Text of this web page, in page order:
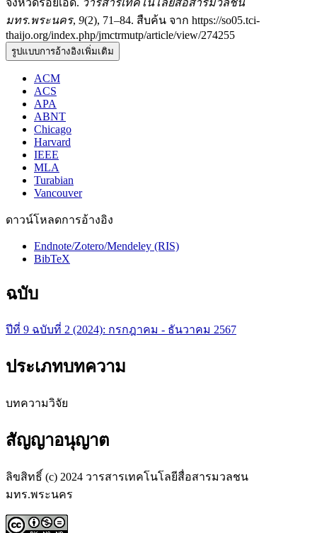
มทร.พระนคร, 9(2), 71–84. สืบค้น จาก https://so05.tci-
thaijo.org/index.php/jmctrmutp/article/view/274255
รูปแบบการอ้างอิงเพิ่มเติม
ACM
ACS
APA
ABNT
Chicago
Harvard
IEEE
MLA
Turabian
Vancouver
ดาวน์โหลดการอ้างอิง
Endnote/Zotero/Mendeley (RIS)
BibTeX
ฉบับ
ปีที่ 9 ฉบับที่ 2 (2024): กรกฎาคม - ธันวาคม 2567
ประเภทบทความ
บทความวิจัย
สัญญาอนุญาต
ลิขสิทธิ์ (c) 2024 วารสารเทคโนโลยีสื่อสารมวลชน
มทร.พระนคร